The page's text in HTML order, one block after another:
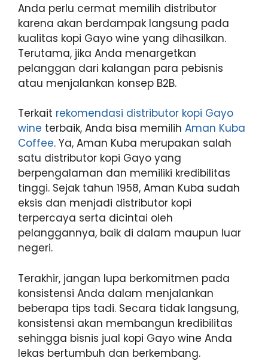
Anda perlu cermat memilih distributor
karena akan berdampak langsung pada
kualitas kopi Gayo wine yang dihasilkan.
Terutama, jika Anda menargetkan
pelanggan dari kalangan para pebisnis
atau menjalankan konsep B2B.
Terkait rekomendasi distributor kopi Gayo
wine terbaik, Anda bisa memilih Aman Kuba
Coffee. Ya, Aman Kuba merupakan salah
satu distributor kopi Gayo yang
berpengalaman dan memiliki kredibilitas
tinggi. Sejak tahun 1958, Aman Kuba sudah
eksis dan menjadi distributor kopi
terpercaya serta dicintai oleh
pelanggannya, baik di dalam maupun luar
negeri.
Terakhir, jangan lupa berkomitmen pada
konsistensi Anda dalam menjalankan
beberapa tips tadi. Secara tidak langsung,
konsistensi akan membangun kredibilitas
sehingga bisnis jual kopi Gayo wine Anda
lekas bertumbuh dan berkembang.